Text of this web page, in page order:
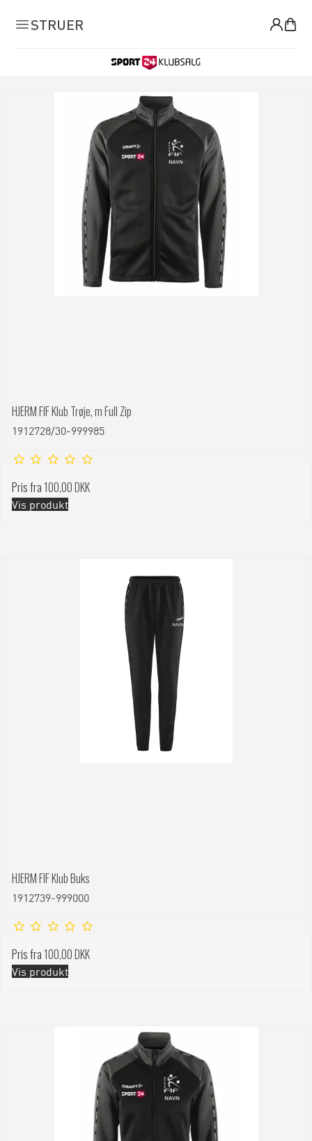
STRUER
HJERM FIF Klub Trøje, m Full Zip
1912728/30-999985
Pris fra 100,00 DKK
Vis produkt
HJERM FIF Klub Buks
1912739-999000
Pris fra 100,00 DKK
Vis produkt